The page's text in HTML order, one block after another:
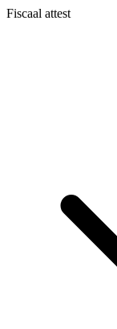
Fiscaal attest